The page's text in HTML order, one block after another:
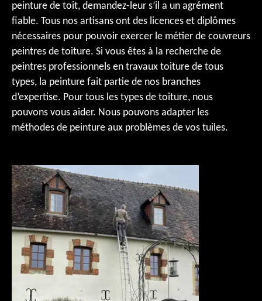
peinture de toit, demandez-leur s’il a un agrément
fiable. Tous nos artisans ont des licences et diplômes
nécessaires pour pouvoir exercer le métier de couvreurs
peintres de toiture. Si vous êtes à la recherche de
peintres professionnels en travaux toiture de tous
types, la peinture fait partie de nos branches
d’expertise. Pour tous les types de toiture, nous
pouvons vous aider. Nous pouvons adapter les
méthodes de peinture aux problèmes de vos tuiles.